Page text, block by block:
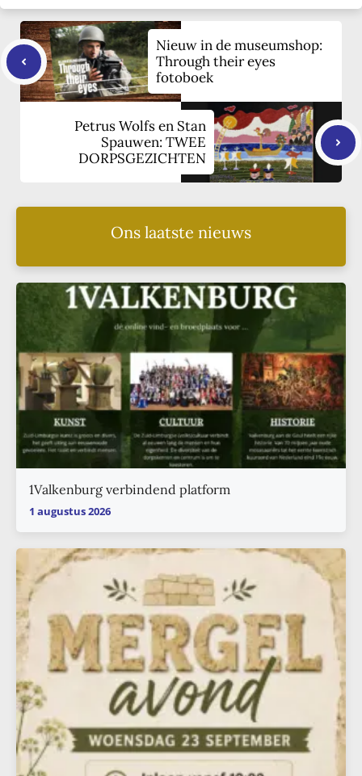
Nieuw in de museumshop:
Through their eyes
fotoboek
Petrus Wolfs en Stan
Spauwen: TWEE
DORPSGEZICHTEN
Ons laatste nieuws
1Valkenburg verbindend platform
1 augustus 2026